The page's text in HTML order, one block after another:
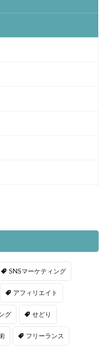
SNSマーケティング
アフィリエイト
グ せどり
フリーランス